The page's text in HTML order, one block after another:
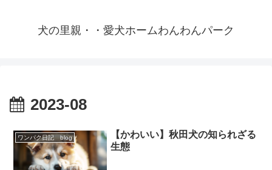
犬の里親・・愛犬ホームわんわんパーク
2023-08
ワンパク日記 blog
【かわいい】秋田犬の知られざる
生態